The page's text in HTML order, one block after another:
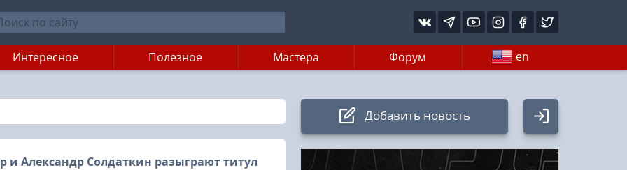
Интересное Полезное Мастера Форум en
и Александр Солдаткин разыграют титул
Добавить новость
Авторизация